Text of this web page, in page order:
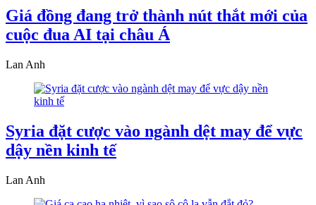
Giá đồng đang trở thành nút thắt mới của
cuộc đua AI tại châu Á
Lan Anh
Syria đặt cược vào ngành dệt may để vực
dậy nền kinh tế
Lan Anh